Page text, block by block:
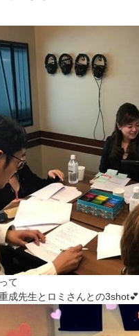
て
成先生とロミさんとの3shot💕